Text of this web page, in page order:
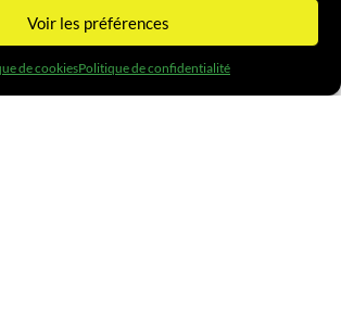
Voir les préférences
de cookiesPolitique de confidentialité
NOS DERNIÈRES
RÉALISATIONS